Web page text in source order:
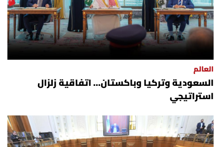
العالم
السعودية وتركيا وباكستان... اتفاقية زلزال
استراتيجي